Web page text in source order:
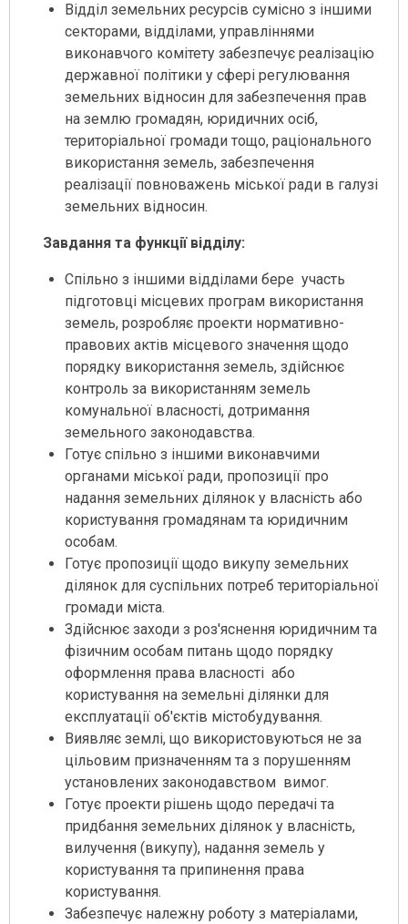
Відділ земельних ресурсів сумісно з іншими
секторами, відділами, управліннями
виконавчого комітету забезпечує реалізацію
державної політики у сфері регулювання
земельних відносин для забезпечення прав
на землю громадян, юридичних осіб,
територіальної громади тощо, раціонального
використання земель, забезпечення
реалізації повноважень міської ради в галузі
земельних відносин.
Завдання та функції відділу:
Спільно з іншими відділами бере участь
підготовці місцевих програм використання
земель, розробляє проекти нормативно-
правових актів місцевого значення щодо
порядку використання земель, здійснює
контроль за використанням земель
комунальної власності, дотримання
земельного законодавства.
Готує спільно з іншими виконавчими
органами міської ради, пропозиції про
надання земельних ділянок у власність або
користування громадянам та юридичним
особам.
Готує пропозиції щодо викупу земельних
ділянок для суспільних потреб територіальної
громади міста.
Здійснює заходи з роз'яснення юридичним та
фізичним особам питань щодо порядку
оформлення права власності або
користування на земельні ділянки для
експлуатації об'єктів містобудування.
Виявляє землі, що використовуються не за
цільовим призначенням та з порушенням
установлених законодавством вимог.
Готує проекти рішень щодо передачі та
придбання земельних ділянок у власність,
вилучення (викупу), надання земель у
користування та припинення права
користування.
Забезпечує належну роботу з матеріалами,